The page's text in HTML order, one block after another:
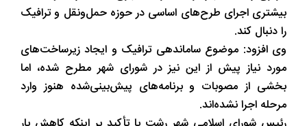
بیشتری اجرای طرح‌های اساسی در حوزه حمل‌ونقل و ترافیک
را دنبال کند.
وی افزود: موضوع ساماندهی ترافیک و ایجاد زیرساخت‌های
مورد نیاز پیش از این نیز در شورای شهر مطرح شده، اما
بخشی از مصوبات و برنامه‌های پیش‌بینی‌شده هنوز وارد
مرحله اجرا نشده‌اند.